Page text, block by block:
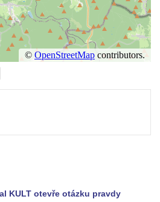
v Mikulášovicích
od dolního nádraží
Petra a Pavla v
hřbitově ve
KULT otevře otázku pravdy